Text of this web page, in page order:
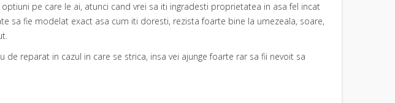
pe care le ai, atunci cand vrei sa iti ingradesti proprietatea in asa fel incat
sa fie modelat exact asa cum iti doresti, rezista foarte bine la umezeala, soare,
reparat in cazul in care se strica, insa vei ajunge foarte rar sa fii nevoit sa